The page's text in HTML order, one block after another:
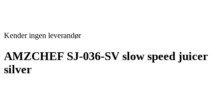
Kender ingen leverandør
AMZCHEF SJ-036-SV slow speed juicer
silver